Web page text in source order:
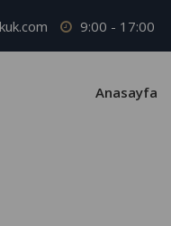
9:00 - 17:00
Anasayfa